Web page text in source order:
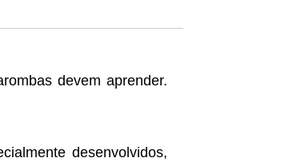
devem aprender.
desenvolvidos,